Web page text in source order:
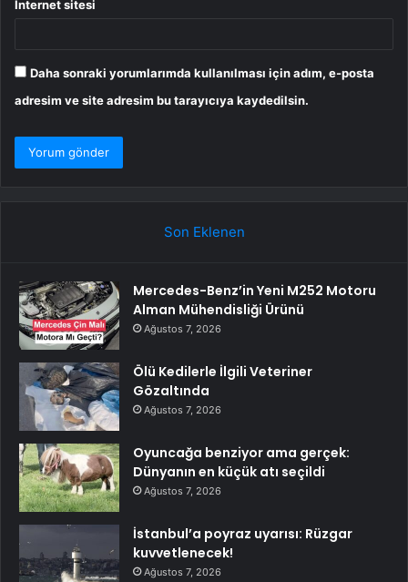
İnternet sitesi
Daha sonraki yorumlarımda kullanılması için adım, e-posta
adresim ve site adresim bu tarayıcıya kaydedilsin.
Son Eklenen
Mercedes-Benz’in Yeni M252 Motoru
Alman Mühendisliği Ürünü
Ağustos 7, 2026
Ölü Kedilerle İlgili Veteriner
Gözaltında
Ağustos 7, 2026
Oyuncağa benziyor ama gerçek:
Dünyanın en küçük atı seçildi
Ağustos 7, 2026
İstanbul’a poyraz uyarısı: Rüzgar
kuvvetlenecek!
Ağustos 7, 2026